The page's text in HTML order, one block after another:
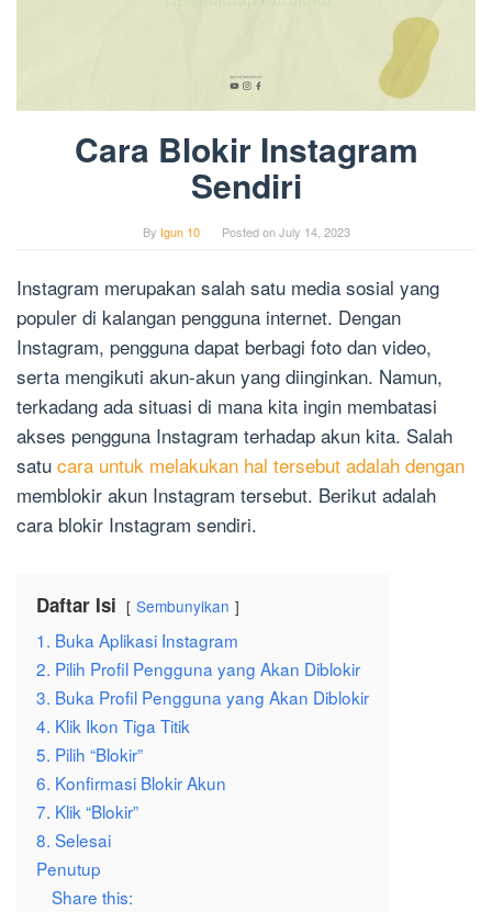
Cara Blokir Instagram
Sendiri
By Igun 10 Posted onJuly 14, 2023
Instagram merupakan salah satu media sosial yang
populer di kalangan pengguna internet. Dengan
Instagram, pengguna dapat berbagi foto dan video,
serta mengikuti akun-akun yang diinginkan. Namun,
terkadang ada situasi di mana kita ingin membatasi
akses pengguna Instagram terhadap akun kita. Salah
satu cara untuk melakukan hal tersebut adalah dengan
memblokir akun Instagram tersebut. Berikut adalah
cara blokir Instagram sendiri.
Daftar Isi Sembunyikan
1. Buka Aplikasi Instagram
2. Pilih Profil Pengguna yang Akan Diblokir
3. Buka Profil Pengguna yang Akan Diblokir
4. Klik Ikon Tiga Titik
5. Pilih “Blokir”
6. Konfirmasi Blokir Akun
7. Klik “Blokir”
8. Selesai
Penutup
Share this: